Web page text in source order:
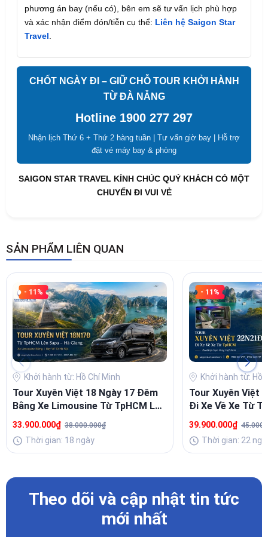
phương án bay (nếu có), bên em sẽ tư vấn lịch phù hợp
và xác nhận điểm đón/tiễn cụ thể: Liên hệ Saigon Star
Travel
CHỐT NGÀY ĐI – GIỮ CHỖ TOUR KHỞI HÀNH
TỪ ĐÀ NẴNG
Hotline 1900 277 297
Nhận lịch Thứ 6 + Thứ 2 hàng tuần | Tư vấn giờ bay | Hỗ trợ
đặt vé máy bay & phòng
SAIGON STAR TRAVEL KÍNH CHÚC QUÝ KHÁCH CÓ MỘT
CHUYẾN ĐI VUI VẺ
SẢN PHẨM LIÊN QUAN
- 11%
Khởi hành từ: Hồ Chí Minh
Tour Xuyên Việt 18 Ngày 17 Đêm
Bằng Xe Limousine Từ TpHCM Lên
Sapa – Hà Giang
33.900.000₫ 38.000.000₫
Thời gian: 18 ngày
- 11%
Khởi hành từ: Hồ
Tour Xuyên Việt
Đi Xe Về Xe Từ
39.900.000₫
Thời gian: 22
Theo dõi và cập nhật tin tức
mới nhất